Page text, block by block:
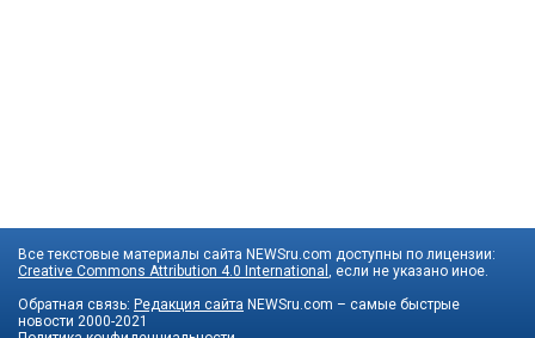
Все текстовые материалы сайта NEWSru.com доступны по лицензии:
Creative Commons Attribution 4.0 International
, если не указано иное.
Обратная связь: Редакция сайта NEWSru.com – самые быстрые
новости 2000-2021